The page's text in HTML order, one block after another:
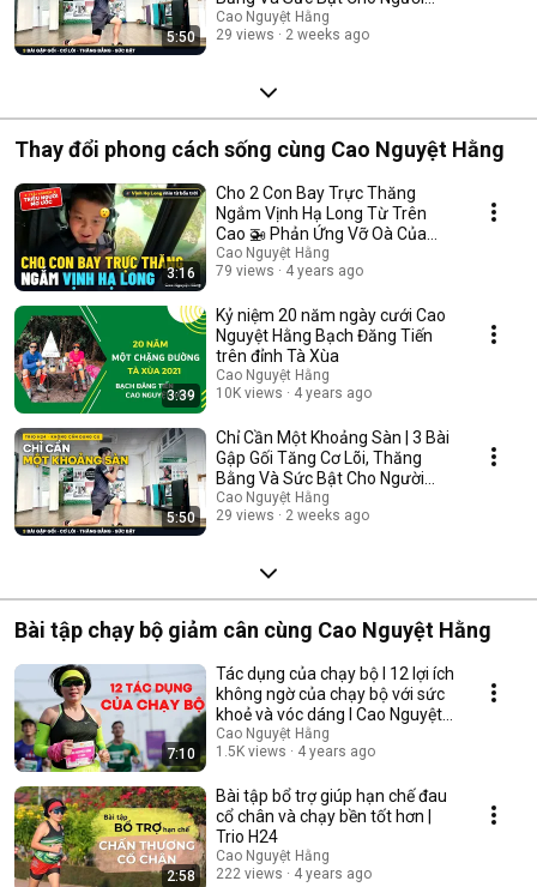
5:50
Chạy | Trio H24
Cao Nguyệt Hằng
29 views
2 weeks ago
Thay đổi phong cách sống cùng Cao Nguyệt Hằng
3:16
Cho 2 Con Bay Trực Thăng
Ngắm Vịnh Hạ Long Từ Trên
Cao 🚁 Phản Ứng Vỡ Oà Của
Con | Cao Nguyệt Hằng
Cao Nguyệt Hằng
79 views
4 years ago
3:39
Kỷ niệm 20 năm ngày cưới Cao
Nguyệt Hằng Bạch Đăng Tiến
trên đỉnh Tà Xùa
Cao Nguyệt Hằng
10K views
4 years ago
5:50
Chỉ Cần Một Khoảng Sàn | 3 Bài
Gập Gối Tăng Cơ Lõi, Thăng
Bằng Và Sức Bật Cho Người
Chạy | Trio H24
Cao Nguyệt Hằng
29 views
2 weeks ago
Bài tập chạy bộ giảm cân cùng Cao Nguyệt Hằng
7:10
Tác dụng của chạy bộ l 12 lợi ích
không ngờ của chạy bộ với sức
khoẻ và vóc dáng l Cao Nguyệt
Hằng
Cao Nguyệt Hằng
1.5K views
4 years ago
2:58
Bài tập bổ trợ giúp hạn chế đau
cổ chân và chạy bền tốt hơn |
Trio H24
Cao Nguyệt Hằng
222 views
4 years ago